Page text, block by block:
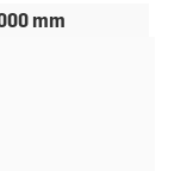
mm